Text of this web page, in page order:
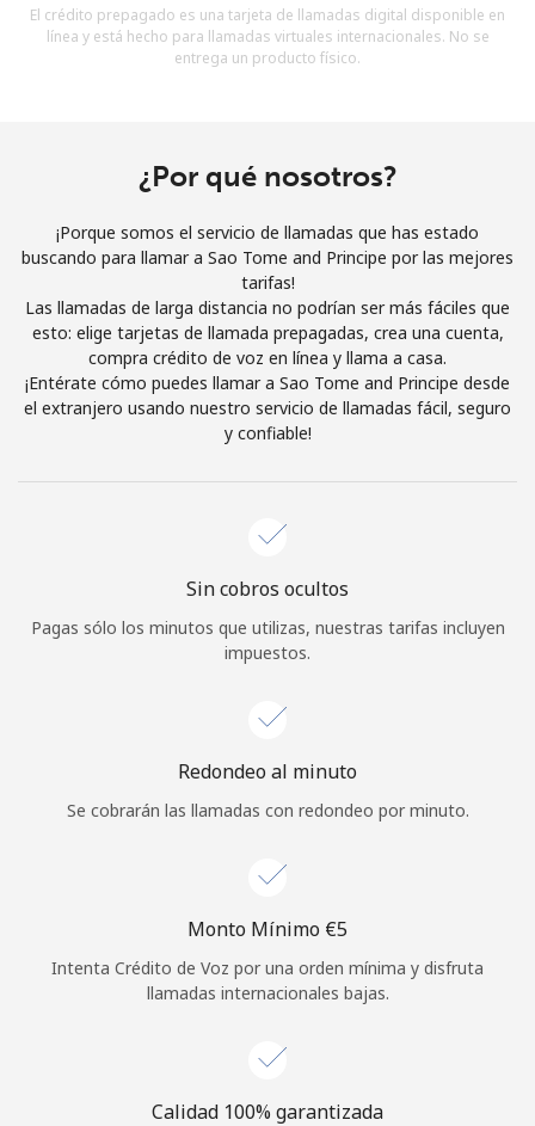
Al abrir una cuenta en este sitio web, estoy de acuerdo con
Términos y condiciones.
Únete
¡Hola!
¿Olvidaste tu contraseña? →
Iniciar Sesión
El crédito prepagado es una tarjeta de llamadas digital disponible en
línea y está hecho para llamadas virtuales internacionales. No se
entrega un producto físico.
¿Por qué nosotros?
¡Porque somos el servicio de llamadas que has estado
buscando para llamar a Sao Tome and Principe por las mejores
tarifas!
Las llamadas de larga distancia no podrían ser más fáciles que
esto: elige tarjetas de llamada prepagadas, crea una cuenta,
compra crédito de voz en línea y llama a casa.
¡Entérate cómo puedes llamar a Sao Tome and Principe desde
el extranjero usando nuestro servicio de llamadas fácil, seguro
y confiable!
Sin cobros ocultos
Pagas sólo los minutos que utilizas, nuestras tarifas incluyen
impuestos.
Redondeo al minuto
Se cobrarán las llamadas con redondeo por minuto.
Monto Mínimo ⁦€5⁩
Intenta Crédito de Voz por una orden mínima y disfruta
llamadas internacionales bajas.
Calidad 100% garantizada